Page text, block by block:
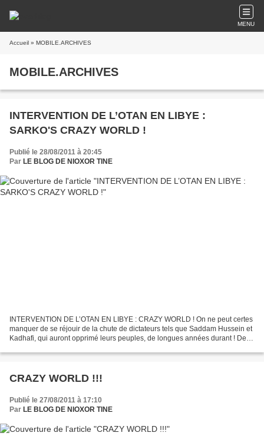
MENU
Accueil » MOBILE.ARCHIVES
MOBILE.ARCHIVES
INTERVENTION DE L’OTAN EN LIBYE :
SARKO'S CRAZY WORLD !
Publié le 28/08/2011 à 20:45
Par LE BLOG DE NIOXOR TINE
INTERVENTION DE L’OTAN EN LIBYE : CRAZY WORLD ! On ne peut certes
manquer de se réjouir de la chute de dictateurs tels que Saddam Hussein et
Kadhafi, qui auront opprimé leurs peuples, de longues années durant ! De
CRAZY WORLD !!!
Publié le 27/08/2011 à 17:10
Par LE BLOG DE NIOXOR TINE